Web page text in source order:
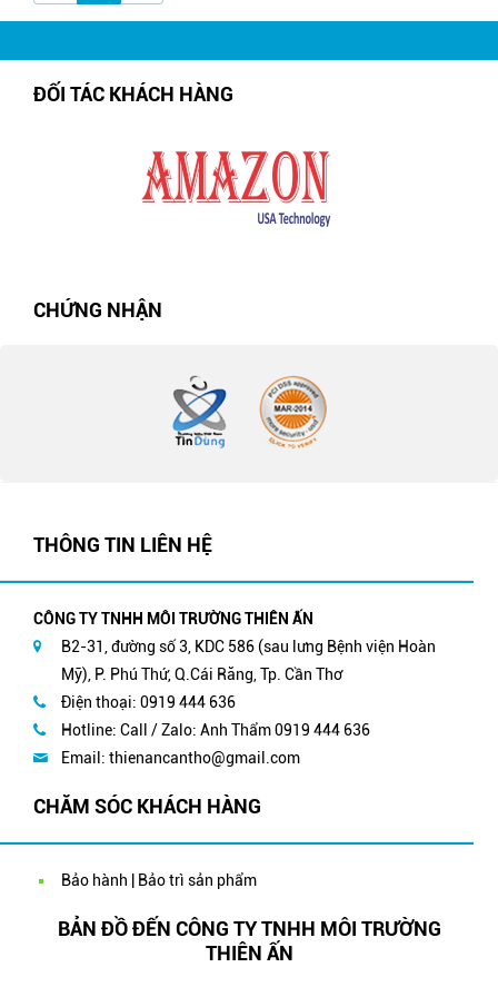
ĐỐI TÁC KHÁCH HÀNG
CHỨNG NHẬN
THÔNG TIN LIÊN HỆ
CÔNG TY TNHH MÔI TRƯỜNG THIÊN ẤN
B2-31, đường số 3, KDC 586 (sau lưng Bệnh viện Hoàn
Mỹ), P. Phú Thứ, Q.Cái Răng, Tp. Cần Thơ
Điện thoại: 0919 444 636
Hotline: Call / Zalo: Anh Thẩm 0919 444 636
Email: thienancantho@gmail.com
CHĂM SÓC KHÁCH HÀNG
Bảo hành | Bảo trì sản phẩm
BẢN ĐỒ ĐẾN CÔNG TY TNHH MÔI TRƯỜNG
THIÊN ẤN